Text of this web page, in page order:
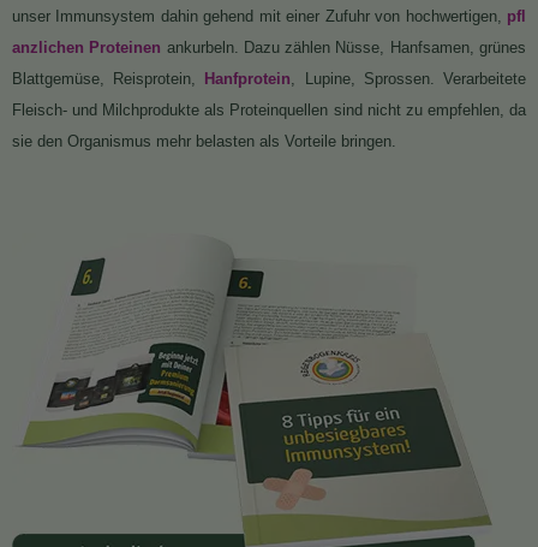
unser Immunsystem dahin gehend mit einer Zufuhr von hochwertigen, pfl
anzlichen Proteinen ankurbeln. Dazu zählen Nüsse, Hanfsamen, grünes
Blattgemüse, Reisprotein,
Hanfprotein, Lupine, Sprossen. Verarbeitete
Fleisch- und Milchprodukte als Proteinquellen sind nicht zu empfehlen, da
sie den Organismus mehr belasten als Vorteile bringen.